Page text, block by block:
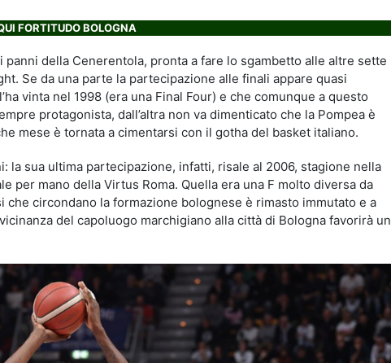
FORTITUDO BOLOGNA
della Cenerentola, pronta a fare lo sgambetto alle altre sette
Se da una parte la partecipazione alle finali appare quasi
vinta nel 1998 (era una Final Four) e che comunque a questo
protagonista, dall’altra non va dimenticato che la Pompea è
mese è tornata a cimentarsi con il gotha del basket italiano.
la sua ultima partecipazione, infatti, risale al 2006, stagione nella
per mano della Virtus Roma. Quella era una F molto diversa da
che circondano la formazione bolognese è rimasto immutato e a
del capoluogo marchigiano alla città di Bologna favorirà un